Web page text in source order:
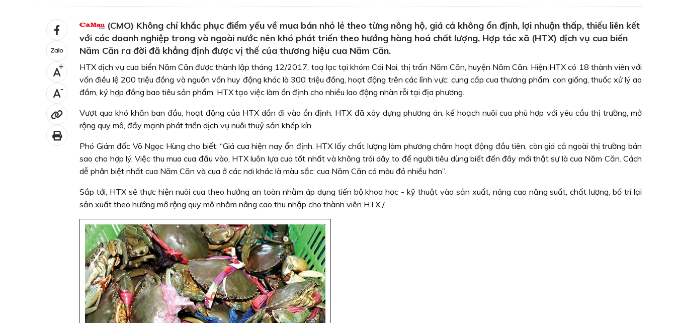
+
-
(CMO) Không chỉ khắc phục điểm yếu về mua bán nhỏ lẻ theo từng nông hộ, giá cả không ổn định, lợi nhuận thấp, thiếu liên kết
với các doanh nghiệp trong và ngoài nước nên khó phát triển theo hướng hàng hoá chất lượng, Hợp tác xã (HTX) dịch vụ cua biển
Năm Căn ra đời đã khẳng định được vị thế của thương hiệu cua Năm Căn.
HTX dịch vụ cua biển Năm Căn được thành lập tháng 12/2017, toạ lạc tại khóm Cái Nai, thị trấn Năm Căn, huyện Năm Căn. Hiện HTX có 18 thành viên với
vốn điều lệ 200 triệu đồng và nguồn vốn huy động khác là 300 triệu đồng, hoạt động trên các lĩnh vực: cung cấp cua thương phẩm, con giống, thuốc xử lý ao
đầm, ký hợp đồng bao tiêu sản phẩm. HTX tạo việc làm ổn định cho nhiều lao động nhàn rỗi tại địa phương.
Vượt qua khó khăn ban đầu, hoạt động của HTX dần đi vào ổn định. HTX đã xây dựng phương án, kế hoạch nuôi cua phù hợp với yêu cầu thị trường, mở
rộng quy mô, đẩy mạnh phát triển dịch vụ nuôi thuỷ sản khép kín.
Phó Giám đốc Võ Ngọc Hùng cho biết: “Giá cua hiện nay ổn định. HTX lấy chất lượng làm phương châm hoạt động đầu tiên, còn giá cả ngoài thị trường bán
sao cho hợp lý. Việc thu mua cua đầu vào, HTX luôn lựa cua tốt nhất và không trói dây to để người tiêu dùng biết đến đây mới thật sự là cua Năm Căn. Cách
dễ phân biệt nhất cua Năm Căn và cua ở các nơi khác là màu sắc: cua Năm Căn có màu đỏ nhiều hơn”.
Sắp tới, HTX sẽ thực hiện nuôi cua theo hướng an toàn nhằm áp dụng tiến bộ khoa học - kỹ thuật vào sản xuất, nâng cao năng suất, chất lượng, bố trí lại
sản xuất theo hướng mở rộng quy mô nhằm nâng cao thu nhập cho thành viên HTX./.